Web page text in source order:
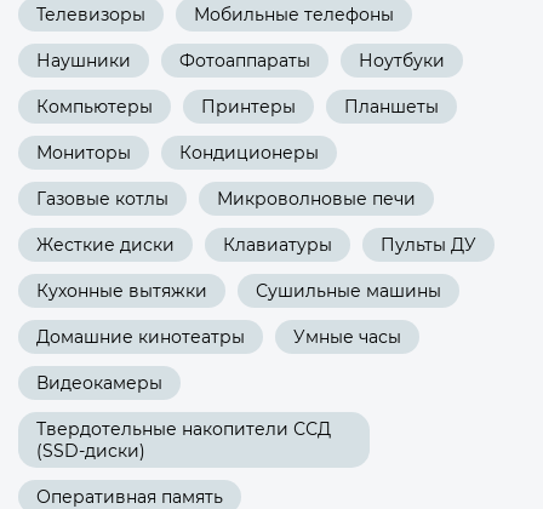
Телевизоры Мобильные телефоны
Наушники Фотоаппараты Ноутбуки
Компьютеры Принтеры Планшеты
Мониторы Кондиционеры
Газовые котлы Микроволновые печи
Жесткие диски Клавиатуры Пульты ДУ
Кухонные вытяжки Сушильные машины
Домашние кинотеатры Умные часы
Видеокамеры
Твердотельные накопители ССД
(SSD-диски)
Оперативная память